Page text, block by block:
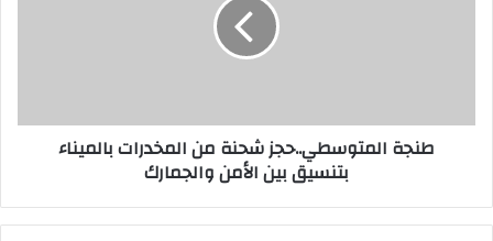
طنجة المتوسطي..حجز شحنة من المخدرات بالميناء
بتنسيق بين الأمن والجمارك